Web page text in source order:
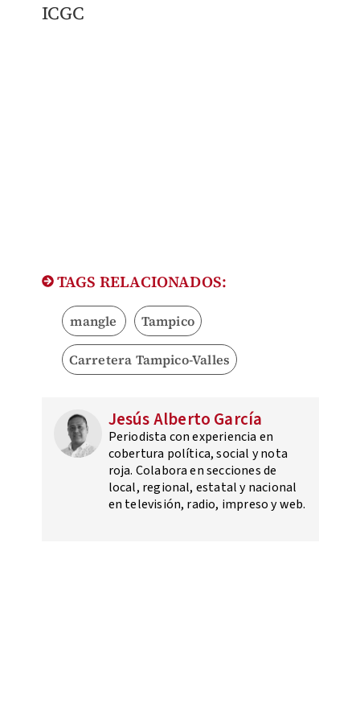
ICGC
TAGS RELACIONADOS:
mangle Tampico
Carretera Tampico-Valles
Jesús Alberto García
Periodista con experiencia en
cobertura política, social y nota
roja. Colabora en secciones de
local, regional, estatal y nacional
en televisión, radio, impreso y web.